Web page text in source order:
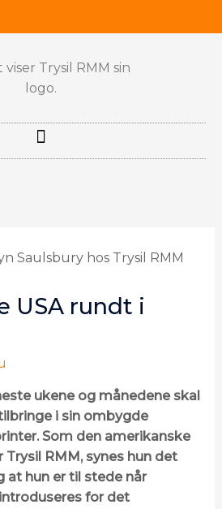
USA rundt i
ukene og månedene skal
i sin ombygde
Som den amerikanske
RMM, synes hun det
at hun er til stede når
for det